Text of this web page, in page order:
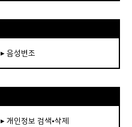
▸ 음성변조
▸ 개인정보 검색•삭제